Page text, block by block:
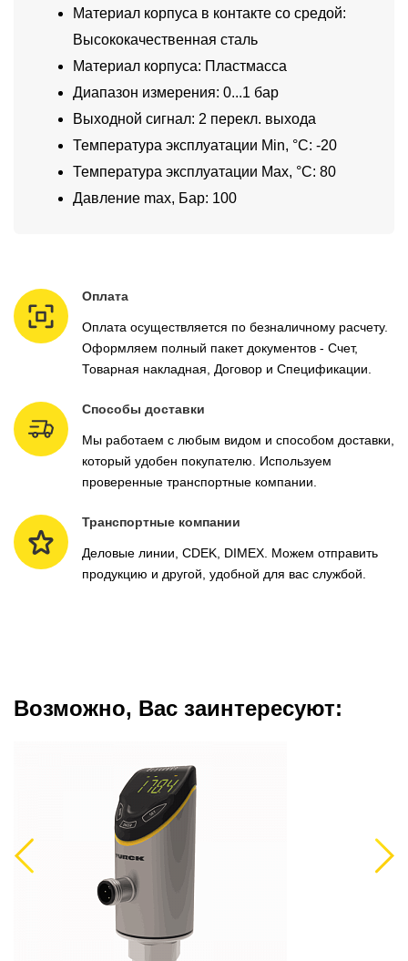
Материал корпуса в контакте со средой:
Высококачественная сталь
Материал корпуса: Пластмасса
Диапазон измерения: 0...1 бар
Выходной сигнал: 2 перекл. выхода
Температура эксплуатации Min, °C: -20
Температура эксплуатации Max, °C: 80
Давление max, Бар: 100
Оплата
Оплата осуществляется по безналичному расчету.
Оформляем полный пакет документов - Счет,
Товарная накладная, Договор и Спецификации.
Способы доставки
Мы работаем с любым видом и способом доставки,
который удобен покупателю. Используем
проверенные транспортные компании.
Транспортные компании
Деловые линии, CDEK, DIMEX. Можем отправить
продукцию и другой, удобной для вас службой.
Возможно, Вас заинтересуют:
Previous Next